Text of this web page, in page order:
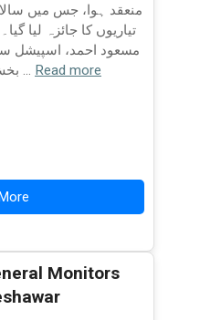
تیاریوں کا جائزہ لیا
مسعود احمد، اسپیشل
بخش، ایڈیشنل سیکرٹریز، تمام … Read more
Monitors